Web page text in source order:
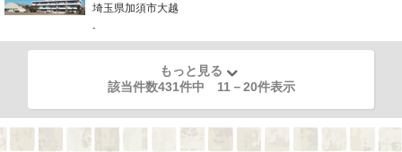
埼玉県加須市大越
-
もっと見る
該当件数431件中 11 －20件表示